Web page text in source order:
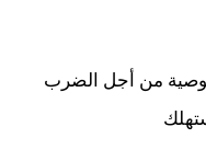
من أجل الضرب